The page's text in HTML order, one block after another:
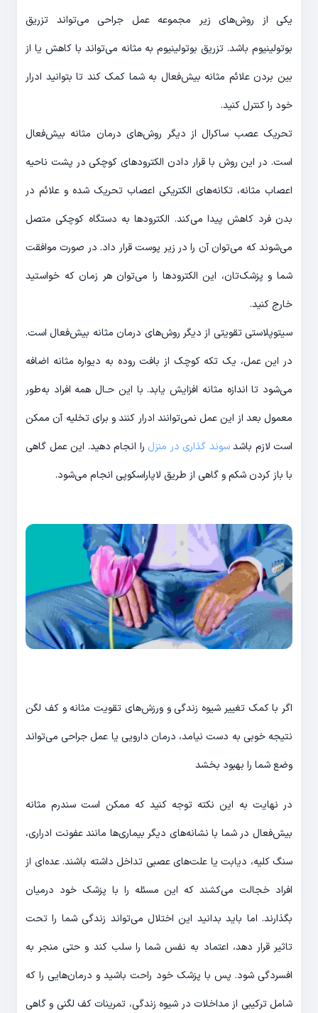
یکی از روش‌های زیر مجموعه عمل جراحی می‌تواند تزریق
بوتولینیوم باشد. تزریق بوتولینیوم به مثانه می‌تواند با کاهش یا از
بین بردن علائم مثانه ‌بیش‌فعال به شما کمک کند تا بتوانید ادرار
خود را کنترل کنید.
تحریک عصب ساکرال از دیگر روش‌های درمان مثانه ‌بیش‌فعال
است. در این روش با قرار دادن الکترودهای کوچکی در پشت ناحیه
اعصاب مثانه، تکانه‌های الکتریکی اعصاب تحریک شده و علائم در
بدن فرد کاهش پیدا می‌کند. الکترودها به دستگاه کوچکی متصل
می‌شوند که می‌توان آن را در زیر پوست قرار داد. در صورت موافقت
شما و پزشک‌تان، این الکترودها را می‌توان هر زمان که خواستید
خارج کنید.
سیتوپلاستی تقویتی از دیگر روش‌های درمان مثانه ‌بیش‌فعال است.
در این عمل، یک تکه کوچک از بافت روده به دیواره مثانه اضافه
می‌شود تا اندازه مثانه افزایش یابد. با این حـال همه افراد به‌طور
معمول بعد از این عمل نمی‌توانند ادرار کنند و برای تخلیه آن ممکن
است لازم باشدسوند گذاری در منزل را انجام دهید. این عمل گاهی
با باز کردن شکم و گاهی از طریق لاپاراسکوپی انجام می‌شود.
اگر با کمک تغییر شیوه زندگی و ورزش‌های تقویت مثانه و کف لگن
نتیجه خوبی به دست نیامد، درمان دارویی یا عمل جراحی می‌تواند
وضع شما را بهبود بخشد
در نهایت به این نکته توجه کنید که ممکن است ‌سندرم مثانه
‌بیش‌فعال در شما با نشانه‌های دیگر بیماری‌ها مانند عفونت ادراری،
سنگ کلیه، دیابت یا علت‌های عصبی تداخل داشته باشند. عده‌ای از
افراد خجالت می‌کشند که این مسئله را با پزشک خود درمیان
بگذارند. اما باید بدانید این اختلال می‌تواند زندگی شما را تحت
تاثیر قرار دهد، اعتماد به نفس شما را سلب کند و حتی منجر به
افسردگی شود. پس با پزشک خود راحت باشید و درمان‌هایی را که
شامل ترکیبی از مداخلات در شیوه زندگی، تمرینات کف لگنی و گاهی